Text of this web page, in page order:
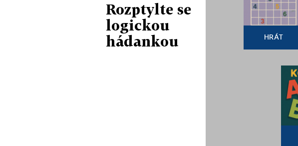
Rozptylte se
logickou
hádankou
HRÁT